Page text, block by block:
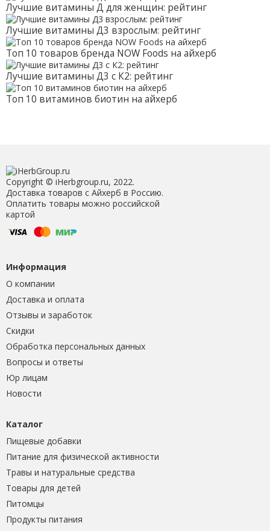
Лучшие витамины Д для женщин: рейтинг
Лучшие витамины Д3 взрослым: рейтинг
Топ 10 товаров бренда NOW Foods на айхерб
Лучшие витамины Д3 с К2: рейтинг
Топ 10 витаминов биотин на айхерб
Copyright © iHerbgroup.ru, 2022.
Доставка товаров с Айхерб в Россию.
Оплатить товары можно российской
картой
Информация
О компании
Доставка и оплата
Отзывы и заработок
Скидки
Обработка персональных данных
Вопросы и ответы
Юр лицам
Новости
Каталог
Пищевые добавки
Питание для физической активности
Травы и натуральные средства
Товары для детей
Питомцы
Продукты питания